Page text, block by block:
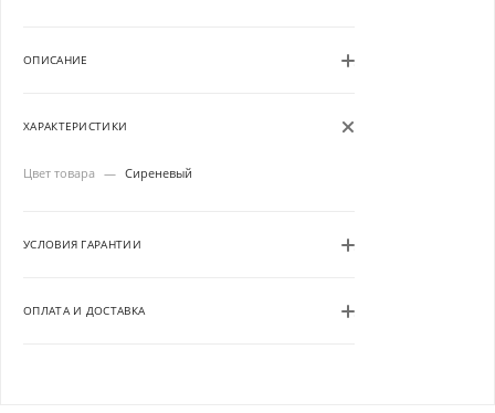
ОПИСАНИЕ
ХАРАКТЕРИСТИКИ
Цвет товара — Сиреневый
УСЛОВИЯ ГАРАНТИИ
ОПЛАТА И ДОСТАВКА